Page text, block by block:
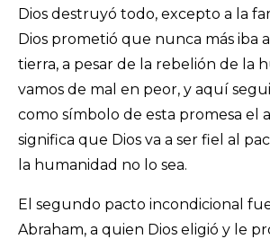
Dios destruyó todo, excepto a la
Dios prometió que nunca más iba
tierra, a pesar de la rebelión de la
vamos de mal en peor, y aquí
como símbolo de esta promesa el
significa que Dios va a ser fiel al
la humanidad no lo sea.
El segundo pacto incondicional
Abraham, a quien Dios eligió y le